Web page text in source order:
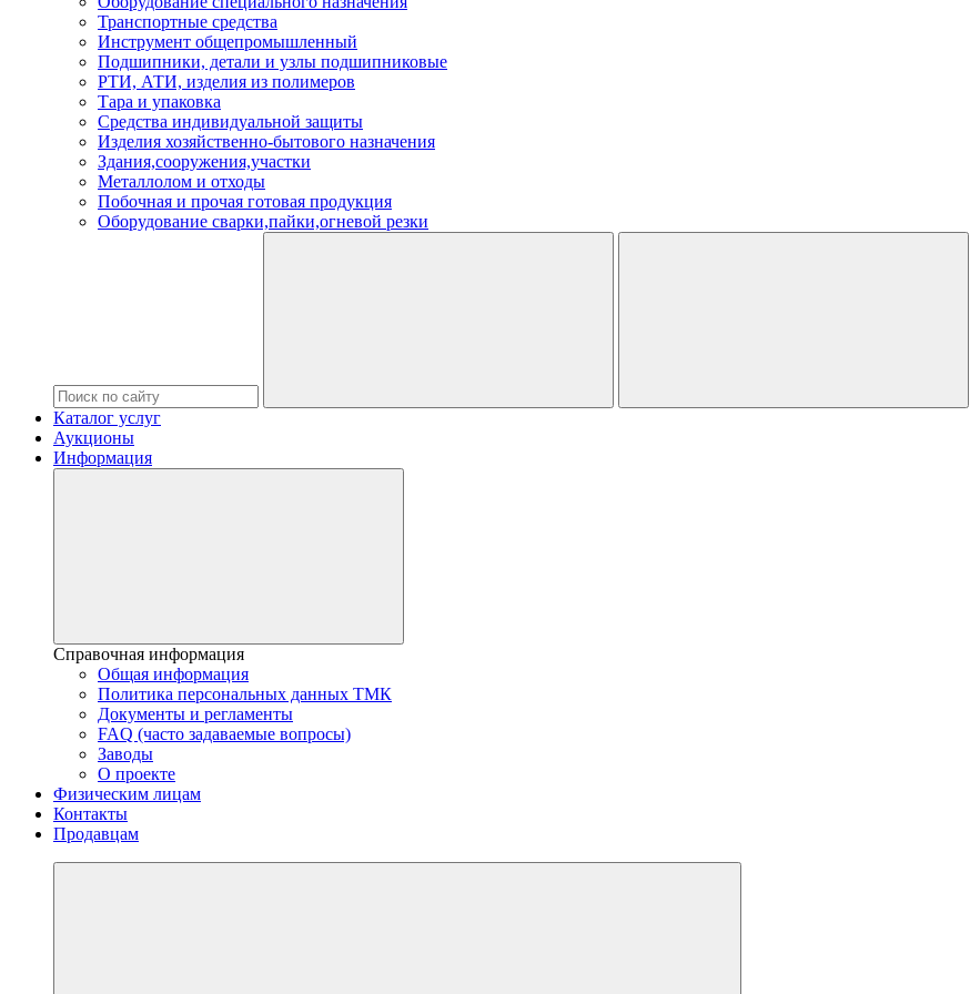
Транспортные средства
Инструмент общепромышленный
Подшипники, детали и узлы подшипниковые
РТИ, АТИ, изделия из полимеров
Тара и упаковка
Средства индивидуальной защиты
Изделия хозяйственно-бытового назначения
Здания,сооружения,участки
Металлолом и отходы
Побочная и прочая готовая продукция
Оборудование сварки,пайки,огневой резки
Каталог услуг
Аукционы
Информация
Справочная информация
Общая информация
Политика персональных данных ТМК
Документы и регламенты
FAQ (часто задаваемые вопросы)
Заводы
О проекте
Физическим лицам
Контакты
Продавцам